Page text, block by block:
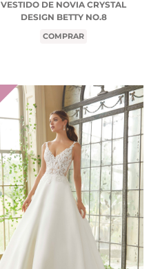
VESTIDO DE NOVIA CRYSTAL
DESIGN BETTY NO.8
COMPRAR